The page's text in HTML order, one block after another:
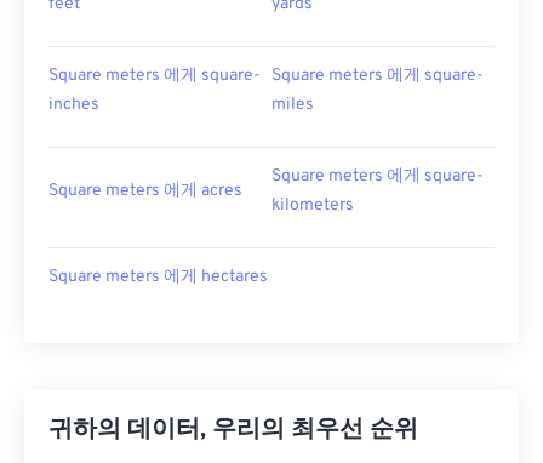
feet yards
Square meters 에게 square-
inches
Square meters 에게 square-
miles
Square meters 에게 acres
Square meters 에게 square-
kilometers
Square meters 에게 hectares
귀하의 데이터, 우리의 최우선 순위